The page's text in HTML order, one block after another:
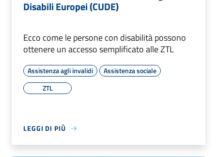
Disabili Europei (CUDE)
Ecco come le persone con disabilità possono
ottenere un accesso semplificato alle ZTL
Assistenza agli invalidi
Assistenza sociale
ZTL
LEGGI DI PIÙ